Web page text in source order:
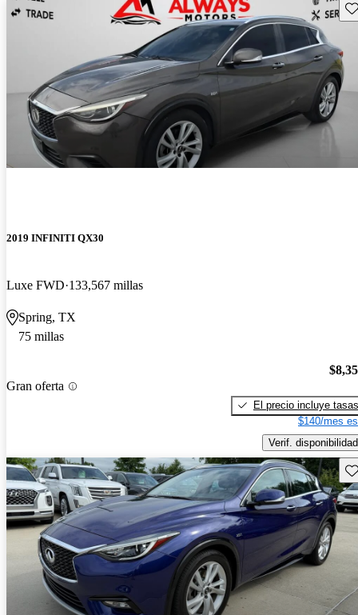
2019 INFINITI QX30
Luxe FWD 133,567 millas
Spring, TX
75 millas
Gran oferta
El precio incluye tasas
$140/mes
Verif. disponibilidad